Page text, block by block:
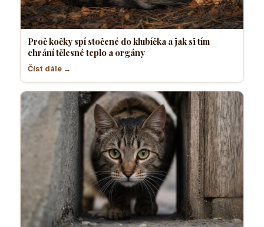
Proč kočky spí stočené do klubíčka a jak si tím
chrání tělesné teplo a orgány
Číst dále →